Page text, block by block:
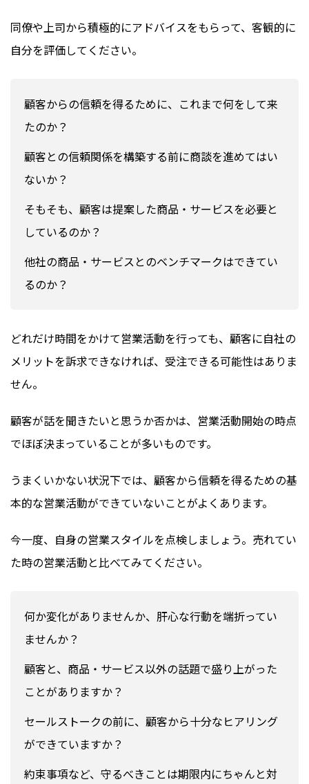
同僚や上司から積極的にアドバイスをもらって、客観的に
自分を評価してください。
顧客からの信頼を得るために、これまで何をして来
たのか？
顧客との信頼関係を構築する前に商談を進めてはい
ないか？
そもそも、顧客は提案した商品・サービスを必要と
しているのか？
他社の商品・サービスとのベンチマークはできてい
るのか？
どれだけ時間をかけて営業活動を行っても、顧客に自社の
メリットを訴求できなければ、受注できる可能性はありま
せん。
顧客が話を聞きたいと思うか否かは、営業活動開始の時点
でほぼ決まっていることが多いものです。
うまくいかない状況下では、顧客から信頼を得るための基
本的な営業活動ができていないことがよくあります。
今一度、自身の営業スタイルを点検しましょう。 売れてい
た時の営業活動と比べてみてください。
何か変化がありませんか、肝心な行動を端折ってい
ませんか？
顧客と、商品・サービス以外の話題で盛り上がった
ことがありますか？
セールストークの前に、顧客から十分なヒアリング
ができていますか？
約束事項など、守るべきことは期限内にちゃんと対